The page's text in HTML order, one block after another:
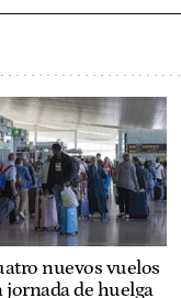
nuevos vuelos
jornada de huelga